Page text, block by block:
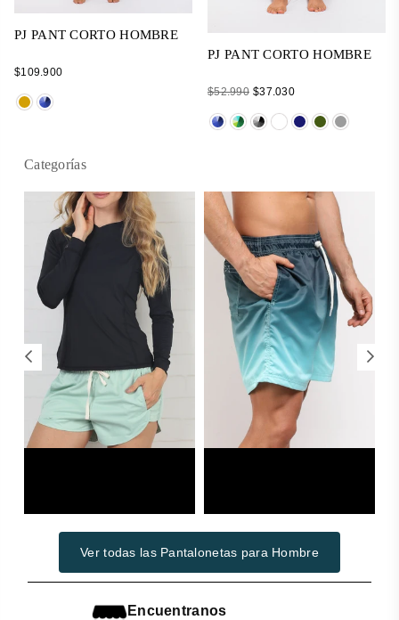
PJ PANT CORTO HOMBRE
Regular
$109.900
PJ PANT CORTO HOMBRE
Regular
$52.990 $37.030
Categorías
Ver todas las Pantalonetas para Hombre
Encuentranos